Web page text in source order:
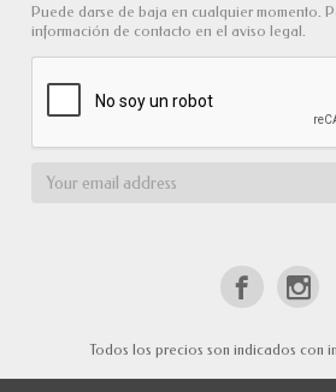
Puede darse de baja en cualquier momento.
información de contacto en el aviso legal.
Todos los precios son indicados con